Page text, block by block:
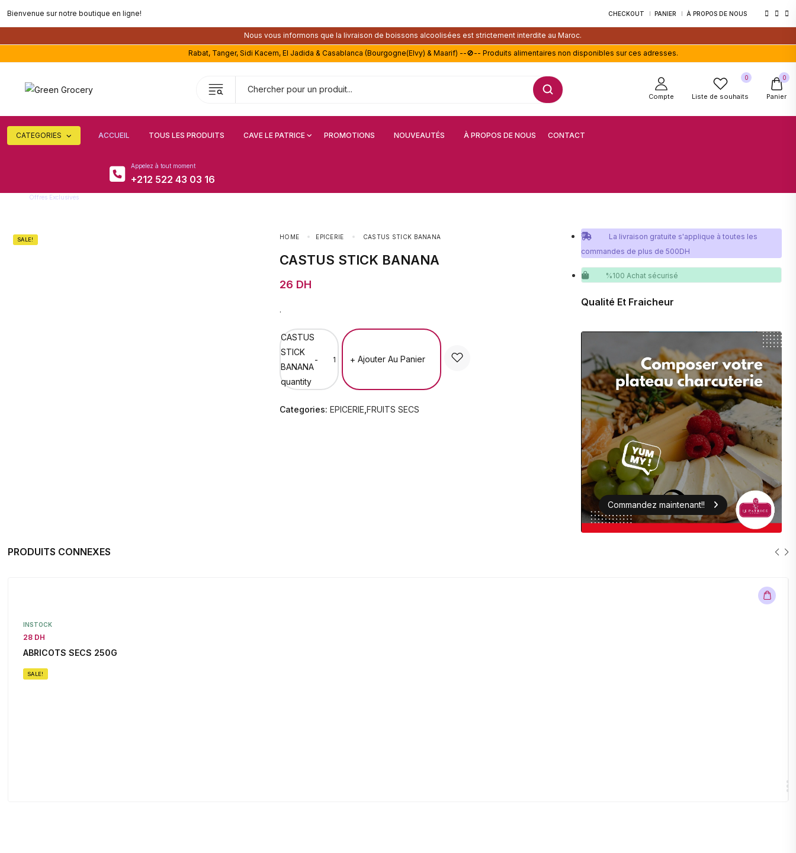
Bienvenue sur notre boutique en ligne! CHECKOUT PANIER À PROPOS DE NOUS
Nous vous informons que la livraison de boissons alcoolisées est strictement interdite au Maroc.
Rabat, Tanger, Sidi Kacem, El Jadida & Casablanca (Bourgogne(Elvy) & Maarif) --🚫-- Produits alimentaires non disponibles sur ces adresses.
Compte
0
Liste de souhaits
0
Panier
CATEGORIES ACCUEIL TOUS LES PRODUITS CAVE LE PATRICE PROMOTIONS NOUVEAUTÉS À PROPOS DE NOUS CONTACT
Offres Exclusives
Appelez à tout moment
+212 522 43 03 16
SALE! HOME EPICERIE CASTUS STICK BANANA
CASTUS STICK BANANA
26 DH
.
CASTUS
STICK
BANANA
quantity
- + Ajouter Au Panier
Categories: EPICERIE FRUITS SECS
La livraison gratuite s'applique à toutes les
commandes de plus de 500DH
%100 Achat sécurisé
Qualité Et Fraicheur
Commandez maintenant!!
PRODUITS CONNEXES
INSTOCK
28 DH
ABRICOTS SECS 250G
SALE!